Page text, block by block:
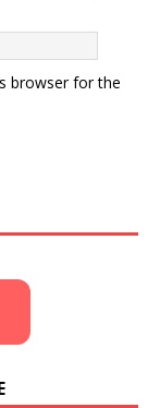
browser for the